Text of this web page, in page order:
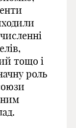
тощо і
роль
.